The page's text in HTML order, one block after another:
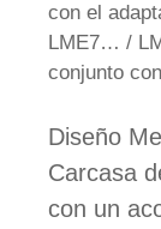
con el
LME7… /
conjunto
Diseño
Carcasa
con un